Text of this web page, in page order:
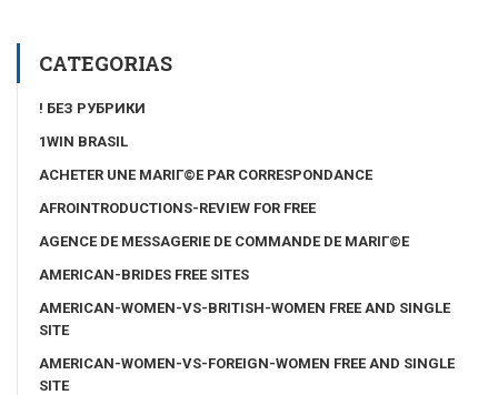
CATEGORIAS
! БЕЗ РУБРИКИ
1WIN BRASIL
ACHETER UNE MARIГ©E PAR CORRESPONDANCE
AFROINTRODUCTIONS-REVIEW FOR FREE
AGENCE DE MESSAGERIE DE COMMANDE DE MARIГ©E
AMERICAN-BRIDES FREE SITES
AMERICAN-WOMEN-VS-BRITISH-WOMEN FREE AND SINGLE
SITE
AMERICAN-WOMEN-VS-FOREIGN-WOMEN FREE AND SINGLE
SITE